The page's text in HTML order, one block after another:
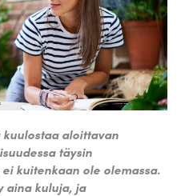
aloittavan
täysin
kuitenkaan ole olemassa.
aina kuluja, ja